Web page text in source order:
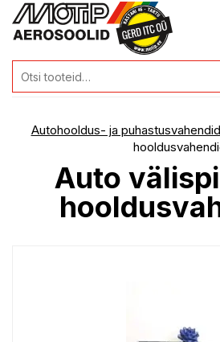
Autohooldus- ja puhastusvahendid
Auto